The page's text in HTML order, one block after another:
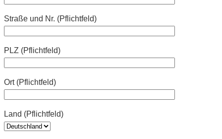
Straße und Nr. (Pflichtfeld)
PLZ (Pflichtfeld)
Ort (Pflichtfeld)
Land (Pflichtfeld)